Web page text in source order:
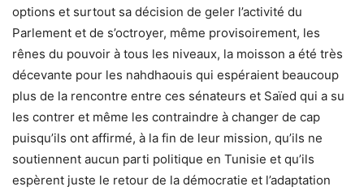
options et surtout sa décision de geler l’activité du
Parlement et de s’octroyer, même provisoirement, les
rênes du pouvoir à tous les niveaux, la moisson a été très
décevante pour les nahdhaouis qui espéraient beaucoup
plus de la rencontre entre ces sénateurs et Saïed qui a su
les contrer et même les contraindre à changer de cap
puisqu’ils ont affirmé, à la fin de leur mission, qu’ils ne
soutiennent aucun parti politique en Tunisie et qu’ils
espèrent juste le retour de la démocratie et l’adaptation